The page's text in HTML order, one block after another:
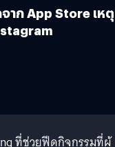
ก App Store เหตุ
ที่ช่วยฟีดกิจกรรมที่ผู้